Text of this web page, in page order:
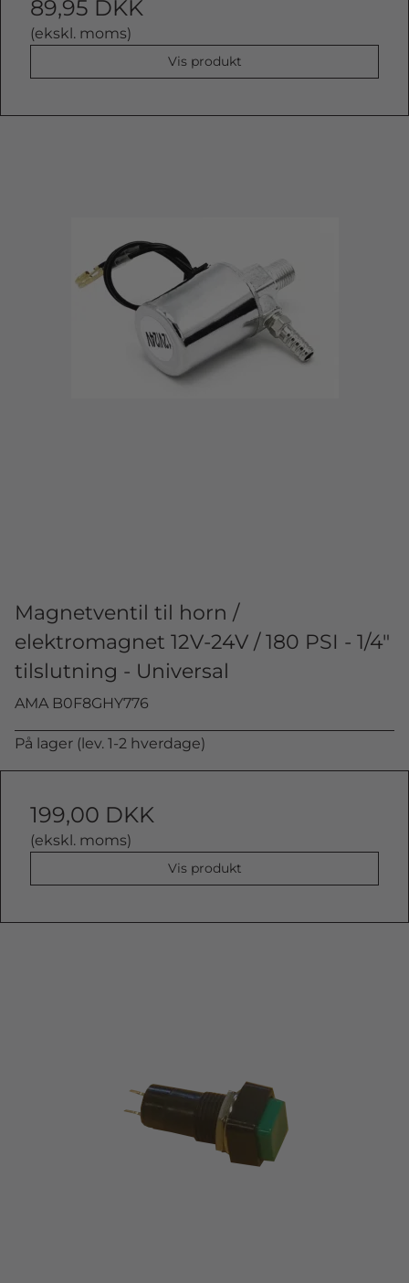
89,95 DKK
(ekskl. moms)
Vis produkt
Magnetventil til horn /
elektromagnet 12V-24V / 180 PSI - 1/4"
tilslutning - Universal
AMA B0F8GHY776
På lager (lev. 1-2 hverdage)
199,00 DKK
(ekskl. moms)
Vis produkt